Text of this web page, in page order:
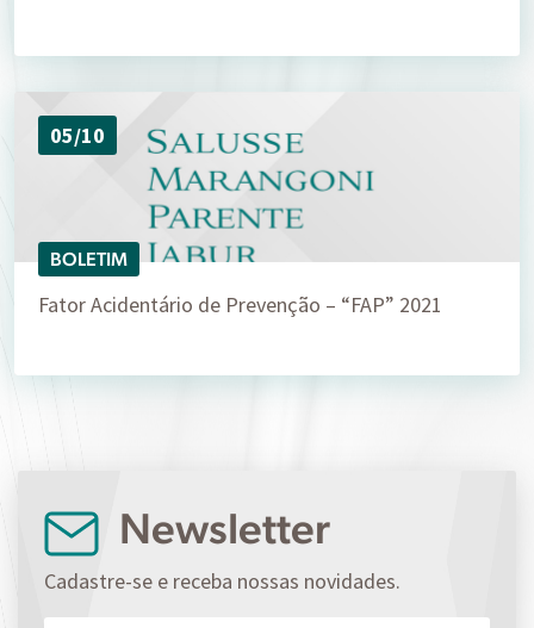
05/10
BOLETIM
Fator Acidentário de Prevenção – “FAP” 2021
Newsletter
Cadastre-se e receba nossas novidades.